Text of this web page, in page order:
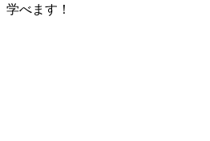
学べます！